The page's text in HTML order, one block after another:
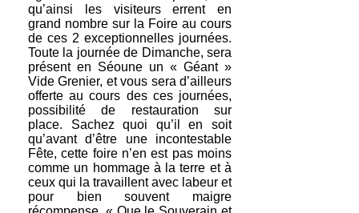
qu’ainsi les visiteurs errent en
grand nombre sur la Foire au cours
de ces 2 exceptionnelles journées.
Toute la journée de Dimanche, sera
présent en Séoune un « Géant »
Vide Grenier, et vous sera d’ailleurs
offerte au cours des ces journées,
possibilité de restauration sur
place. Sachez quoi qu’il en soit
qu’avant d’être une incontestable
Fête, cette foire n’en est pas moins
comme un hommage à la terre et à
ceux qui la travaillent avec labeur et
pour bien souvent maigre